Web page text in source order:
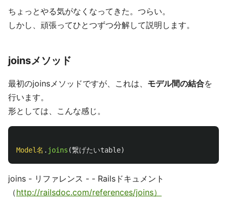
ちょっとやる気がなくなってきた。つらい。
しかし、頑張ってひとつずつ分解して説明します。
joinsメソッド
最初のjoinsメソッドですが、これは、 モデル間の結合を
行います。
形としては、こんな感じ。
Model名 . joins (繋げたいtable)
joins - リファレンス - - Railsドキュメント
（http://railsdoc.com/references/joins）